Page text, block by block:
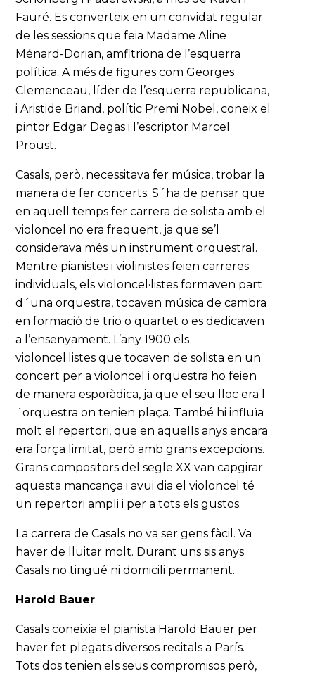
Fauré. Es converteix en un convidat regular
de les sessions que feia Madame Aline
Ménard-Dorian, amfitriona de l’esquerra
política. A més de figures com Georges
Clemenceau, líder de l’esquerra republicana,
i Aristide Briand, polític Premi Nobel, coneix el
pintor Edgar Degas i l’escriptor Marcel
Proust.
Casals, però, necessitava fer música, trobar la
manera de fer concerts. S´ha de pensar que
en aquell temps fer carrera de solista amb el
violoncel no era freqüent, ja que se’l
considerava més un instrument orquestral.
Mentre pianistes i violinistes feien carreres
individuals, els violoncel·listes formaven part
d´una orquestra, tocaven música de cambra
en formació de trio o quartet o es dedicaven
a l’ensenyament. L’any 1900 els
violoncel·listes que tocaven de solista en un
concert per a violoncel i orquestra ho feien
de manera esporàdica, ja que el seu lloc era l
´orquestra on tenien plaça. També hi influïa
molt el repertori, que en aquells anys encara
era força limitat, però amb grans excepcions.
Grans compositors del segle XX van capgirar
aquesta mancança i avui dia el violoncel té
un repertori ampli i per a tots els gustos.
La carrera de Casals no va ser gens fàcil. Va
haver de lluitar molt. Durant uns sis anys
Casals no tingué ni domicili permanent.
Harold Bauer
Casals coneixia el pianista Harold Bauer per
haver fet plegats diversos recitals a París.
Tots dos tenien els seus compromisos però,